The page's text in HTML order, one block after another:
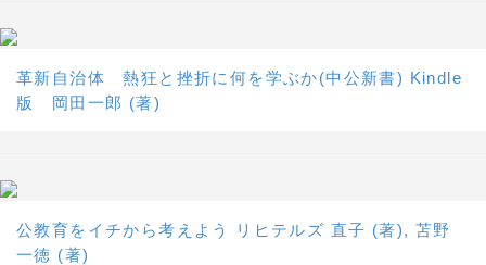
革新自治体 熱狂と挫折に何を学ぶか(中公新書) Kindle
版 岡田一郎 (著)
公教育をイチから考えよう リヒテルズ 直子 (著), 苫野
一徳 (著)